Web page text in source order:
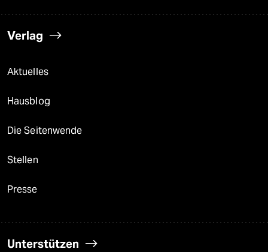
Verlag
Aktuelles
Hausblog
Die Seitenwende
Stellen
Presse
Unterstützen